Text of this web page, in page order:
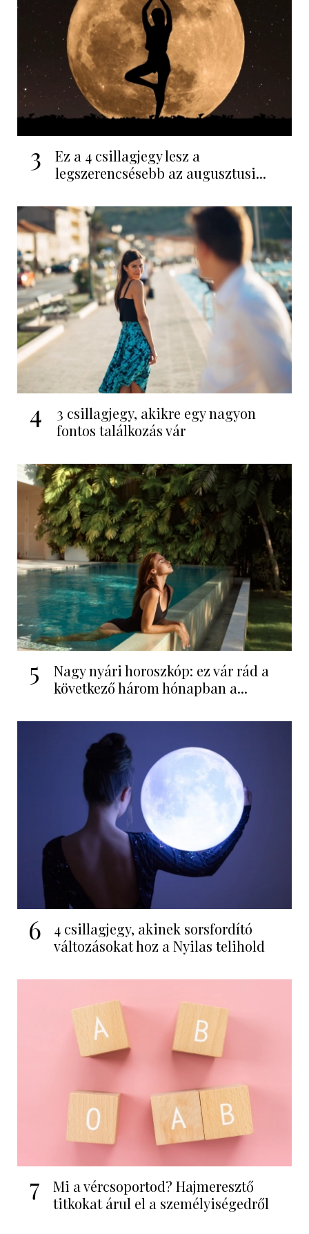
3
Ez a 4 csillagjegy lesz a
legszerencsésebb az augusztusi...
4
3 csillagjegy, akikre egy nagyon
fontos találkozás vár
5
Nagy nyári horoszkóp: ez vár rád a
következő három hónapban a...
6
4 csillagjegy, akinek sorsfordító
változásokat hoz a Nyilas telihold
7
Mi a vércsoportod? Hajmeresztő
titkokat árul el a személyiségedről